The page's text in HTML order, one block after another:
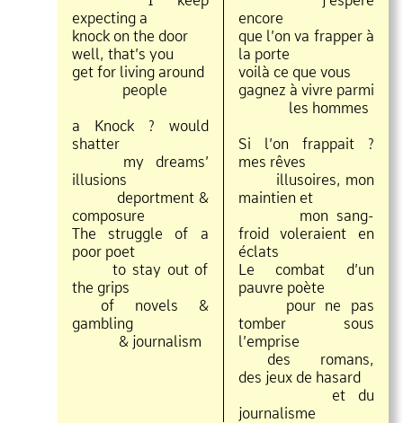
expecting a
knock on the door
well, that’s you
get for living around
people
a Knock ? would
shatter
my dreams’
illusions
deportment &
composure
The struggle of a
poor poet
to stay out of
the grips
of novels &
gambling
& journalism
encore
que l’on va frapper à
la porte
voilà ce que vous
gagnez à vivre parmi
les hommes
Si l’on frappait ?
mes rêves
illusoires, mon
maintien et
mon sang
froid voleraient en
éclats
Le combat d’un
pauvre poète
pour ne pas
tomber sous
l’emprise
des romans,
des jeux de hasard
et du
journalisme